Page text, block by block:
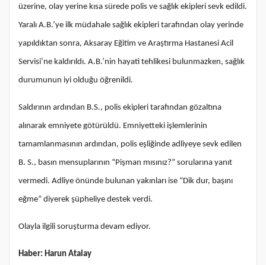
üzerine, olay yerine kısa sürede polis ve sağlık ekipleri sevk edildi.
Yaralı A.B.’ye ilk müdahale sağlık ekipleri tarafından olay yerinde
yapıldıktan sonra, Aksaray Eğitim ve Araştırma Hastanesi Acil
Servisi’ne kaldırıldı. A.B.’nin hayati tehlikesi bulunmazken, sağlık
durumunun iyi olduğu öğrenildi.
Saldırının ardından B.S., polis ekipleri tarafından gözaltına
alınarak emniyete götürüldü. Emniyetteki işlemlerinin
tamamlanmasının ardından, polis eşliğinde adliyeye sevk edilen
B. S., basın mensuplarının “Pişman mısınız?” sorularına yanıt
vermedi. Adliye önünde bulunan yakınları ise “Dik dur, başını
eğme” diyerek şüpheliye destek verdi.
Olayla ilgili soruşturma devam ediyor.
Haber: Harun Atalay